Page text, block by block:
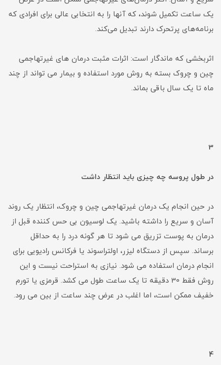
یک ساعت تکمیل شوند، که آنها را به انتخابی عالی برای افرادی که
برنامه‌های پرتحرک دارند تبدیل می‌کند.
اثربخشی که ماندگار است: اثرات مثبت درمان های غیرتهاجمی
چین و چروک بسته به روش مورد استفاده و بیمار می تواند از چند
ماه تا یک سال باقی بماند.
3
در طول پروسه چه چیزی باید انتظار داشت
در حین انجام یک درمان غیرتهاجمی چین و چروک، انتظار یک روند
آسان و سریع را داشته باشید. یک لوسیون بی حس کننده قبل از
درمان به پوست تزریق می شود تا هر گونه درد را به حداقل
برساند. سپس از دستگاه لیزر، اولتراسوند یا فرکانس رادیویی برای
انجام درمان استفاده می شود. نیازی به استراحت نیست و این
روش فقط 30 دقیقه تا یک ساعت طول می کشد. قرمزی یا تورم
خفیف ممکن است، اما اغلب در عرض چند ساعت از بین می رود.
4